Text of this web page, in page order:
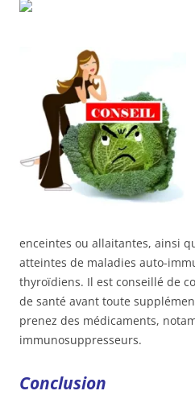
enceintes ou allaitantes, ainsi
atteintes de maladies auto-
thyroïdiens. Il est conseillé de
de santé avant toute
prenez des médicaments,
immunosuppresseurs.
Conclusion